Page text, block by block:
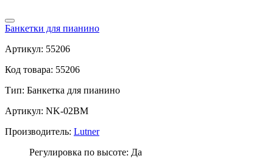
Банкетки для пианино
Артикул: 55206
Код товара: 55206
Тип: Банкетка для пианино
Артикул: NK-02BM
Производитель: Lutner
Регулировка по высоте: Да